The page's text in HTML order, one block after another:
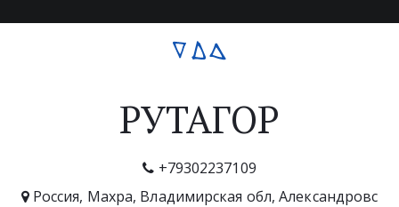
РУТАГОР
+79302237109
Россия, Махра, Владимирская обл, Александровс